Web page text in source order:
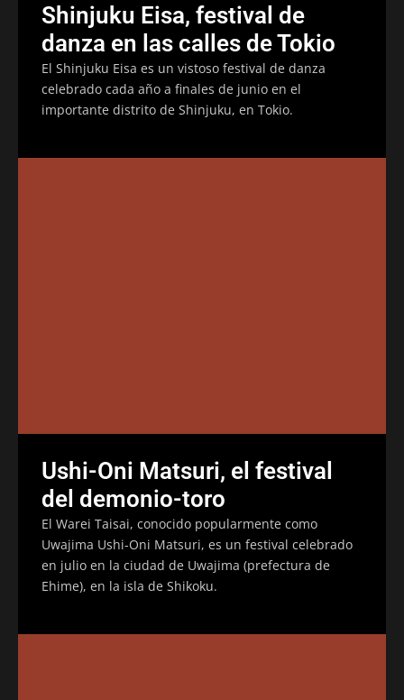
Shinjuku Eisa, festival de
danza en las calles de Tokio
El Shinjuku Eisa es un vistoso festival de danza
celebrado cada año a finales de junio en el
importante distrito de Shinjuku, en Tokio.
Ushi-Oni Matsuri, el festival
del demonio-toro
El Warei Taisai, conocido popularmente como
Uwajima Ushi-Oni Matsuri, es un festival celebrado
en julio en la ciudad de Uwajima (prefectura de
Ehime), en la isla de Shikoku.